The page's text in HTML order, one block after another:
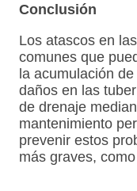
Conclusión
Los atascos en
comunes que
la acumulación
daños en las
de drenaje
mantenimiento
prevenir estos
más graves,